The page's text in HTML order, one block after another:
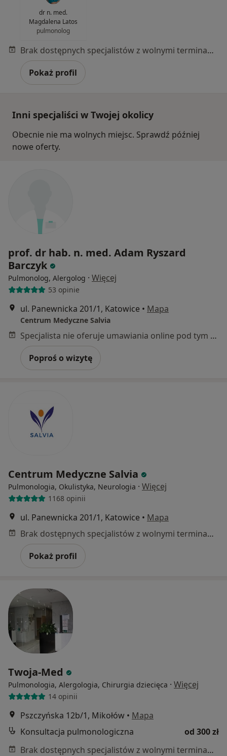
dr n. med.
Magdalena Latos
pulmonolog
Brak dostępnych specjalistów z wolnymi terminami w tym centrum medycznym.
Pokaż profil
Inni specjaliści w Twojej okolicy
Obecnie nie ma wolnych miejsc. Sprawdź później
nowe oferty.
prof. dr hab. n. med. Adam Ryszard
Barczyk
Pulmonolog, Alergolog · Więcej
53 opinie
ul. Panewnicka 201/1, Katowice • Mapa
Centrum Medyczne Salvia
Specjalista nie oferuje umawiania online pod tym adresem.
Poproś o wizytę
Centrum Medyczne Salvia
Pulmonologia, Okulistyka, Neurologia · Więcej
1168 opinii
ul. Panewnicka 201/1, Katowice • Mapa
Brak dostępnych specjalistów z wolnymi terminami w tym centrum medycznym.
Pokaż profil
Twoja-Med
Pulmonologia, Alergologia, Chirurgia dziecięca · Więcej
14 opinii
Pszczyńska 12b/1, Mikołów • Mapa
Konsultacja pulmonologiczna
od 300 zł
Brak dostępnych specjalistów z wolnymi terminami w tym centrum medycznym.